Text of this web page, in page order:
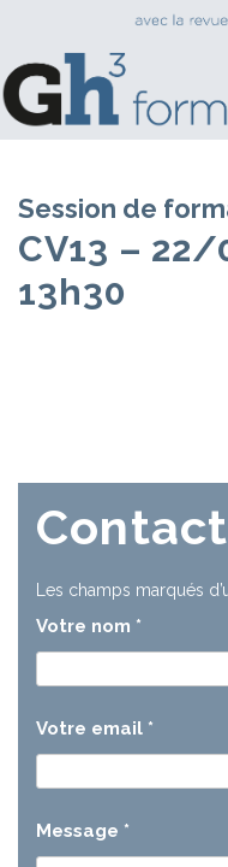
Session de
CV13 –
13h30
Contact
Les champs marqués
Votre nom *
Votre email *
Message *